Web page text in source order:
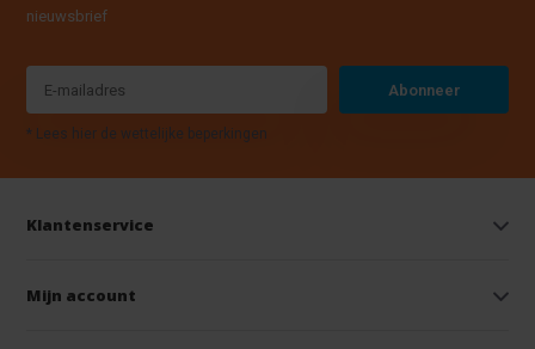
nieuwsbrief
Abonneer
* Lees hier de wettelijke beperkingen
Klantenservice
Mijn account